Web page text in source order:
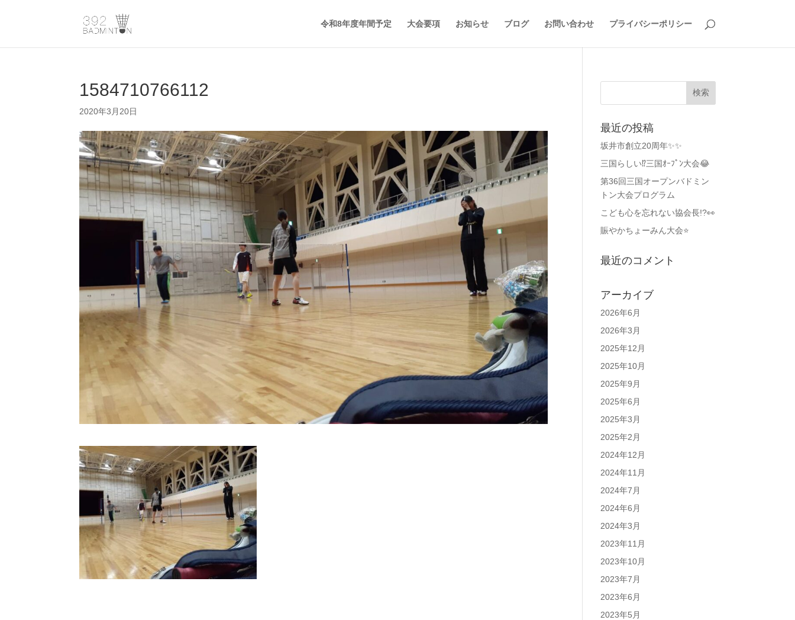
令和8年度年間予定 大会要項 お知らせ ブログ お問い合わせ プライバシーポリシー
1584710766112
2020年3月20日
最近の投稿
坂井市創立20周年✨✨
三国らしい⁉️三国ｵｰﾌﾟﾝ大会😂
第36回三国オープンバドミン
トン大会プログラム
こども心を忘れない協会長!?👀
賑やかちょーみん大会⭐
最近のコメント
アーカイブ
2026年6月
2026年3月
2025年12月
2025年10月
2025年9月
2025年6月
2025年3月
2025年2月
2024年12月
2024年11月
2024年7月
2024年6月
2024年3月
2023年11月
2023年10月
2023年7月
2023年6月
2023年5月